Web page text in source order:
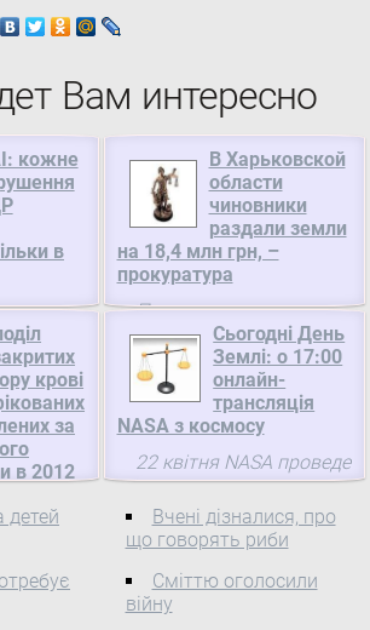
Вам интересно
кожне
в
з
була
до
руху
крові
за
в 2012
України
В Харьковской
области
чиновники
раздали земли
на 18,4 млн грн, –
прокуратура
Проверками
установлено, что
служебные лица органов
Госземагентства и
органы исполнительной
власти нарушают
требования земельного
году прокуроры уже
зарегистрировали 620 ...
Сьогодні День
Землі: о 17:00
онлайн-
трансляція
NASA з космосу
22 квітня NASA проведе
брифінг, присвячений
Дню Землі 2013, а також
результатами відбору
перших астронавтів для
польоту на Марс.
Початок о 17:00 за
Вчені дізналися, про
що говорять риби
Сміттю оголосили
війну